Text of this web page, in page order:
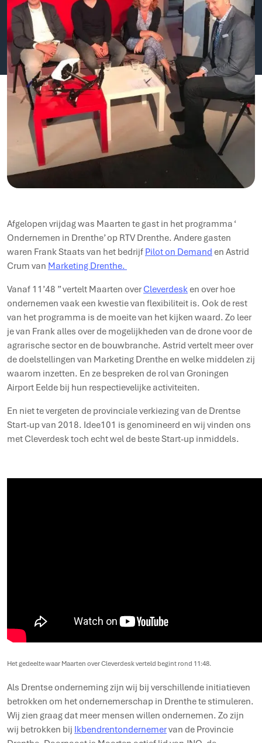
Afgelopen vrijdag was Maarten te gast in het programma ‘
Ondernemen in Drenthe’ op RTV Drenthe. Andere gasten
waren Frank Staats van het bedrijf Pilot on Demand en Astrid
Crum van Marketing Drenthe.
Vanaf 11’48 ” vertelt Maarten overCleverdesk en over hoe
ondernemen vaak een kwestie van flexibiliteit is. Ook de rest
van het programma is de moeite van het kijken waard. Zo leer
je van Frank alles over de mogelijkheden van de drone voor de
agrarische sector en de bouwbranche. Astrid vertelt meer over
de doelstellingen van Marketing Drenthe en welke middelen zij
waarom inzetten. En ze bespreken de rol van Groningen
Airport Eelde bij hun respectievelijke activiteiten.
En niet te vergeten de provinciale verkiezing van de Drentse
Start-up van 2018. Idee101 is genomineerd en wij vinden ons
met Cleverdesk toch echt wel de beste Start-up inmiddels.
Het gedeelte waar Maarten over Cleverdesk verteld begint rond 11:48.
Als Drentse onderneming zijn wij bij verschillende initiatieven
betrokken om het ondernemerschap in Drenthe te stimuleren.
Wij zien graag dat meer mensen willen ondernemen. Zo zijn
wij betrokken bij Ikbendrentondernemervan de Provincie